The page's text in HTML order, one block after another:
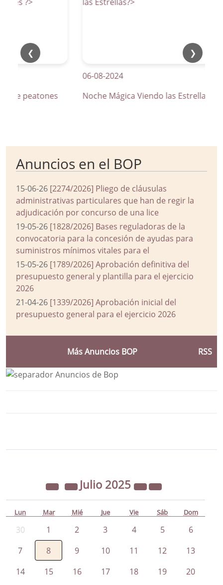
❮ ❯
de peatones
06-08-2024
Noche Mágica Viendo las Estrellas
Anuncios en el BOP
15-06-26 [2274/2026] Pliego de cláusulas
administrativas particulares que han de regir la
adjudicación por concurso de una lice
19-05-26 [1828/2026] Bases reguladoras de la
convocatoria para la concesión de ayudas para
suministros mínimos vitales para el
15-05-26 [1789/2026] Aprobación definitiva del
presupuesto general y plantilla para el ejercicio
2026
21-04-26 [1339/2026] Aprobación inicial del
presupuesto general para el ejercicio 2026
Más Anuncios BOP RSS
Julio 2025
Lun Mar Mié Jue Vie Sáb Dom
30 1 2 3 4 5
6
7
8 9 10 11 12
13
14
15 16 17 18 19 20